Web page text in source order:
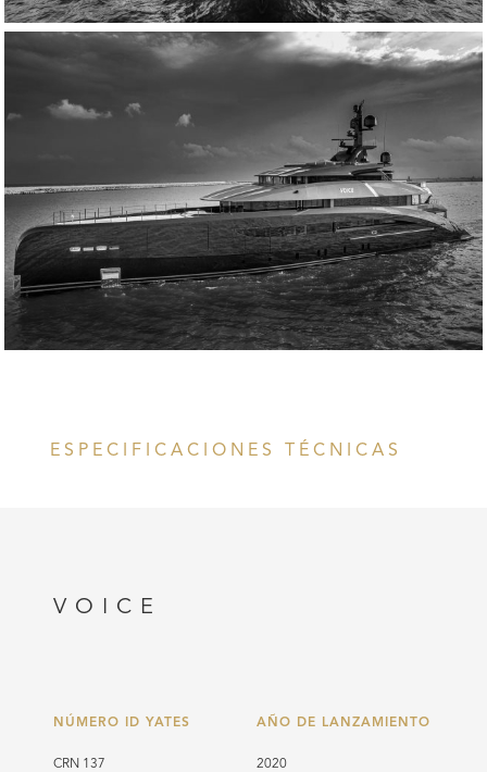
ESPECIFICACIONES TÉCNICAS
VOICE
NÚMERO ID YATES
CRN 137
AÑO DE LANZAMIENTO
2020